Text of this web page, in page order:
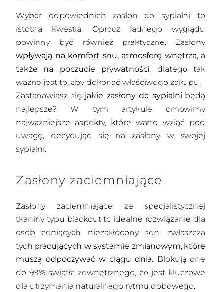
Wybór odpowiednich zasłon do sypialni to
istotna kwestia. Oprócz ładnego wyglądu
powinny być również praktyczne. Zasłony
wpływają na komfort snu, atmosferę wnętrza, a
także na poczucie prywatności, dlatego tak
ważne jest to, aby dokonać właściwego zakupu.
Zastanawiasz się jakie zasłony do sypialni będą
najlepsze? W tym artykule omówimy
najważniejsze aspekty, które warto wziąć pod
uwagę, decydując się na zasłony w swojej
sypialni.
Zasłony zaciemniające
Zasłony zaciemniające ze specjalistycznej
tkaniny typu blackout to idealne rozwiązanie dla
osób ceniących niezakłócony sen, zwłaszcza
tych pracujących w systemie zmianowym, które
muszą odpoczywać w ciągu dnia. Blokują one
do 99% światła zewnętrznego, co jest kluczowe
dla utrzymania naturalnego rytmu dobowego.